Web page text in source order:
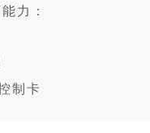
力：
制卡